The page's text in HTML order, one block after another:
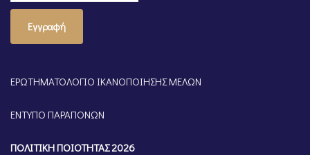
Εγγραφή
ΕΡΩΤΗΜΑΤΟΛΟΓΙΟ ΙΚΑΝΟΠΟΙΗΣΗΣ ΜΕΛΩΝ
ΕΝΤΥΠΟ ΠΑΡΑΠΟΝΩΝ
ΠΟΛΙΤΙΚΗ ΠΟΙΟΤΗΤΑΣ 2026